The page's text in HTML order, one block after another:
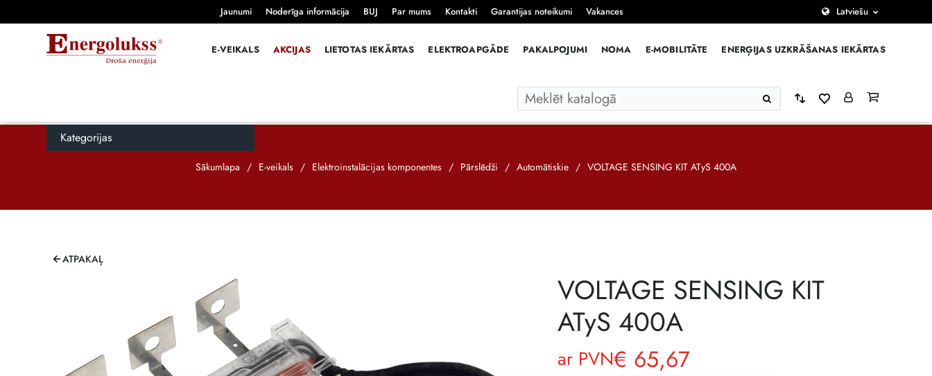
Jaunumi Noderīga informācija BUJ Par mums Kontakti Garantijas noteikumi Vakances Latviešu
E-VEIKALS AKCIJAS LIETOTAS IEKĀRTAS ELEKTROAPGĀDE PAKALPOJUMI NOMA E-MOBILITĀTE ENERĢIJAS UZKRĀŠANAS IEKĀRTAS
Kategorijas
Sākumlapa / E-veikals / Elektroinstalācijas komponentes / Pārslēdži / Automātiskie / VOLTAGE SENSING KIT ATyS 400A
ATPAKAĻ
VOLTAGE SENSING KIT
ATyS 400A
€ 65,67
ar PVN